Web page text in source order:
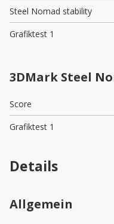
Steel Nomad stability
Grafiktest 1
3DMark Steel
Score
Grafiktest 1
Details
Allgemein